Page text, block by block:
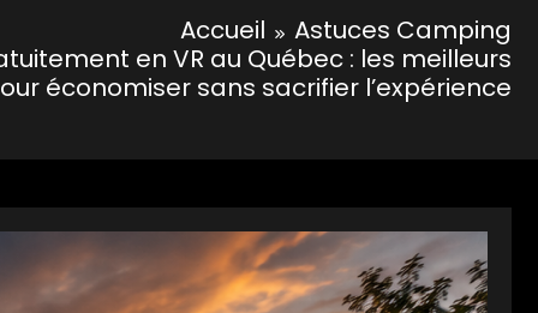
Accueil
Astuces Camping
en VR au Québec : les meilleurs
économiser sans sacrifier l’expérience